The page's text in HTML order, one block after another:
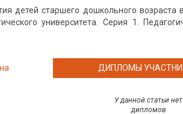
детей старшего дошкольного возраста
университета. Серия 1.
ДИПЛОМЫ
У данной статьи нет
дипломов